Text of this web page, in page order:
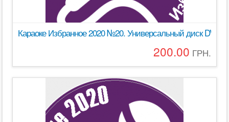
Караоке Избранное 2020 №20. Универсальный диск DVD
200.00 ГРН.